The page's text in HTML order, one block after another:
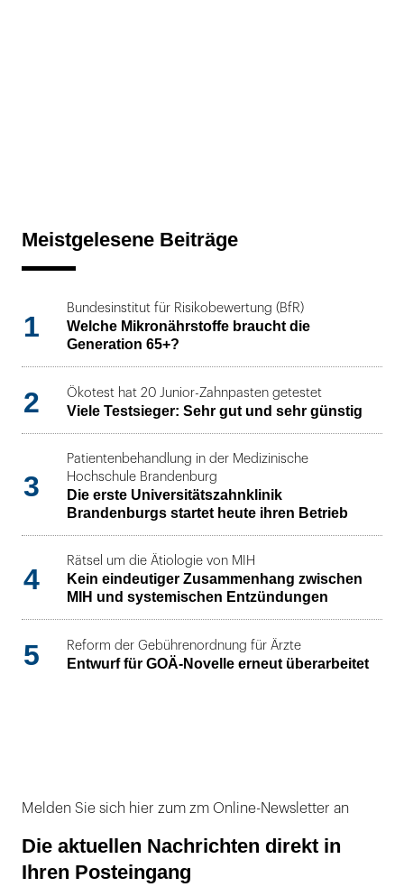
Meistgelesene Beiträge
1
Bundesinstitut für Risikobewertung (BfR)
Welche Mikronährstoffe braucht die
Generation 65+?
2 Ökotest hat 20 Junior-Zahnpasten getestet
Viele Testsieger: Sehr gut und sehr günstig
3
Patientenbehandlung in der Medizinische
Hochschule Brandenburg
Die erste Universitätszahnklinik
Brandenburgs startet heute ihren Betrieb
4
Rätsel um die Ätiologie von MIH
Kein eindeutiger Zusammenhang zwischen
MIH und systemischen Entzündungen
5 Reform der Gebührenordnung für Ärzte
Entwurf für GOÄ-Novelle erneut überarbeitet
Melden Sie sich hier zum zm Online-Newsletter an
Die aktuellen Nachrichten direkt in
Ihren Posteingang